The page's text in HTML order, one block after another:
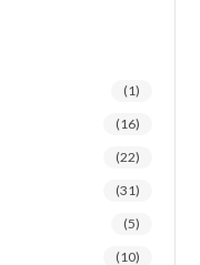
(1)
(16)
(22)
(31)
(5)
(10)